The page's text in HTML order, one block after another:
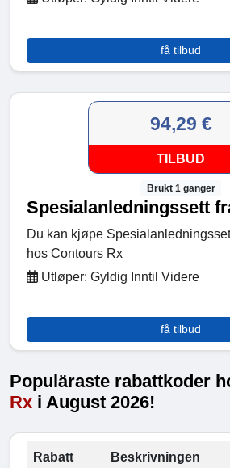
få tilbud
94,29 €
TILBUD
Brukt 1 ganger
Spesialanledningssett
Du kan kjøpe
hos Contours Rx
Utløper: Gyldig Inntil Videre
få tilbud
Populäraste rabattkoder
Rx i August 2026!
Rabatt
Beskrivningen